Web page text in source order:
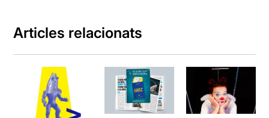
Articles relacionats